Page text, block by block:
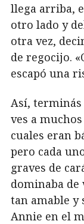
llega arriba,
otro lado y
otra vez,
de regocijo.
escapó una
Así,
ves a
cuales eran
pero cada
graves de
dominaba de
tan amable y
Annie en el